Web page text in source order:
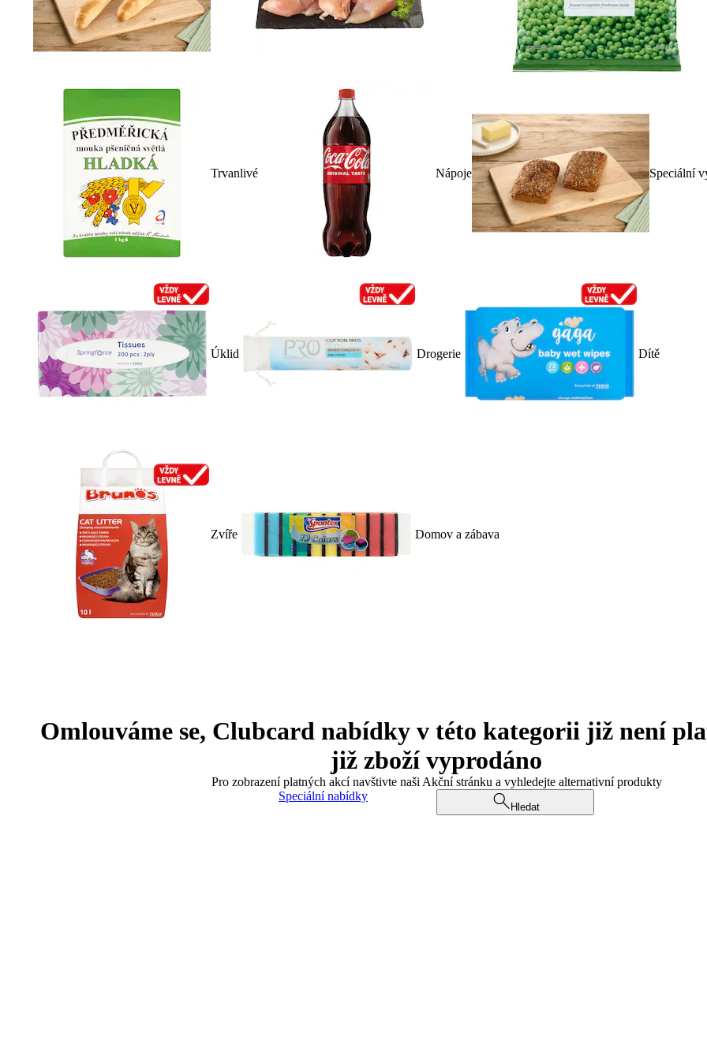
Trvanlivé Nápoje Speciální
Úklid Drogerie Dítě
Zvíře Domov a zábava
Omlouváme se, Clubcard nabídky v této kategorii již není
již zboží vyprodáno
Pro zobrazení platných akcí navštivte naši Akční stránku a vyhledejte alternativní produkty
Speciální nabídky
Hledat